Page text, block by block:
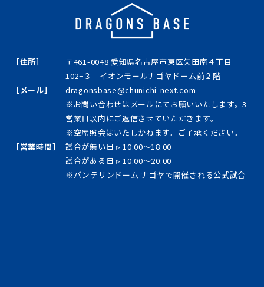
［住所］
〒461-0048 愛知県名古屋市東区矢田南４丁目
102−３ イオンモールナゴヤドーム前２階
［メール］
dragonsbase@chunichi-next.com
※お問い合わせはメールにてお願いいたします。3
営業日以内にご返信させていただきます。
※空席照会はいたしかねます。ご了承ください。
［営業時間］
試合が無い日 ▹ 10:00～18:00
試合がある日 ▹ 10:00～20:00
※バンテリンドーム ナゴヤで開催される公式試合